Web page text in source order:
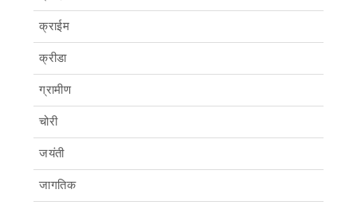
क्राईम
क्रीडा
ग्रामीण
चोरी
जयंती
जागतिक